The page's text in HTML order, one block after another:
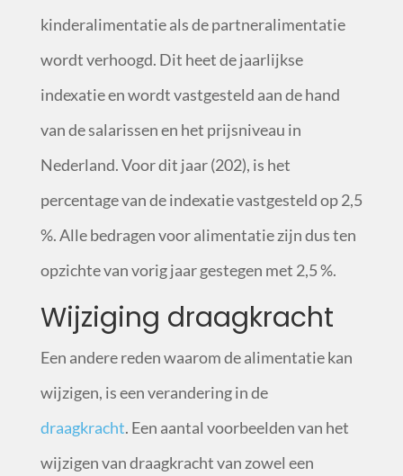
kinderalimentatie als de partneralimentatie
wordt verhoogd. Dit heet de jaarlijkse
indexatie en wordt vastgesteld aan de hand
van de salarissen en het prijsniveau in
Nederland. Voor dit jaar (202), is het
percentage van de indexatie vastgesteld op 2,5
%. Alle bedragen voor alimentatie zijn dus ten
opzichte van vorig jaar gestegen met 2,5 %.
Wijziging draagkracht
Een andere reden waarom de alimentatie kan
wijzigen, is een verandering in de
draagkracht. Een aantal voorbeelden van het
wijzigen van draagkracht van zowel een